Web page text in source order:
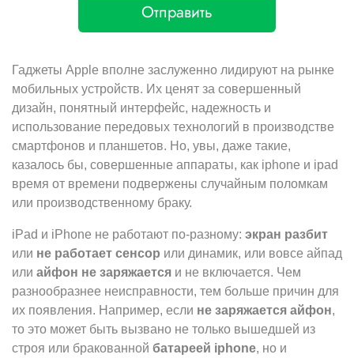
Отправить
Гаджеты Apple вполне заслуженно лидируют на рынке
мобильных устройств. Их ценят за совершенный
дизайн, понятный интерфейс, надежность и
использование передовых технологий в производстве
смартфонов и планшетов. Но, увы, даже такие,
казалось бы, совершенные аппараты, как iphone и ipad
время от времени подвержены случайным поломкам
или производственному браку.
iPad и iPhone не работают по-разному: экран разбит
или не работает сенсор или динамик, или вовсе айпад
или айфон не заряжается и не включается. Чем
разнообразнее неисправности, тем больше причин для
их появления. Например, если не заряжается айфон,
то это может быть вызвано не только вышедшей из
строя или бракованной батареей iphone, но и